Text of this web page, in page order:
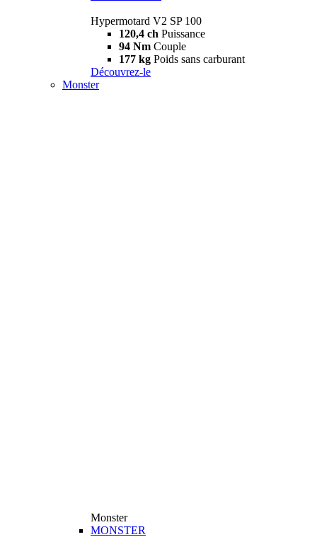
Hypermotard V2 SP 100
120,4 ch Puissance
94 Nm Couple
177 kg Poids sans carburant
Découvrez-le
Monster
Monster
MONSTER